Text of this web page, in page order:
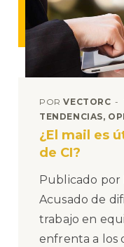
PORVECTORC
TENDENCIAS,
¿El mail es
de CI?
Publicado por
Acusado de
trabajo en
enfrenta a los